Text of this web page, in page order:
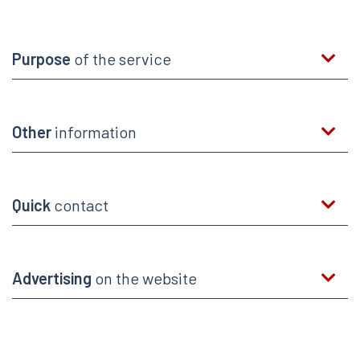
Purpose of the service
Other information
Quick contact
Advertising on the website